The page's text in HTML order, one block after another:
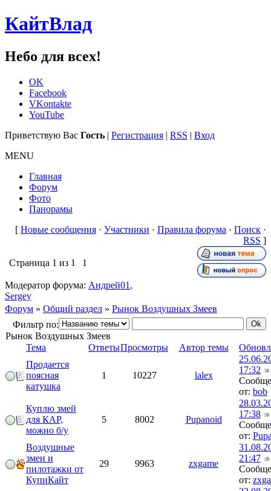
КайтВлад
Небо для всех!
OK
Facebook
VKontakte
YouTube
Приветствую Вас Гость | Регистрация | RSS | Вход
MENU
Главная
Форум
Фото
Панорамы
[ Новые сообщения · Участники · Правила форума · Поиск ·
RSS ]
Страница 1 из 1 1
Модератор форума: Андрей01 ,
Sergey
Форум » Общий раздел » Рынок Воздушных Змеев
Фильтр по:
Рынок Воздушных Змеев
Тема
ОтветыПросмотры Автор темы
Продается
поясная
катушка
1 10227 lalex
17:32
от: bob
Куплю змей
для КАР,
можно б/у
5 8002 Pupanoid
17:38
от:
Воздушные
змеи и
пилотажки от
КупиКайт
29 9963 zxgame
21:47
от: